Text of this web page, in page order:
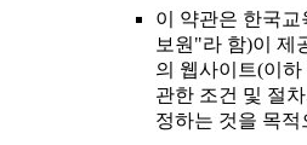
이 약관은 한국
보원"라 함)이 제
의 웹사이트(이
관한 조건 및 절
정하는 것을 목적